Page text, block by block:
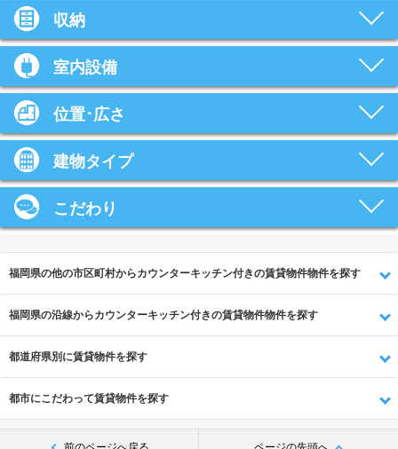
収納
室内設備
位置･広さ
建物タイプ
こだわり
福岡県の他の市区町村からカウンターキッチン付きの賃貸物件物件を探す
福岡県の沿線からカウンターキッチン付きの賃貸物件物件を探す
都道府県別に賃貸物件を探す
都市にこだわって賃貸物件を探す